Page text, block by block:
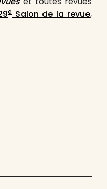
e Salon de la revue,